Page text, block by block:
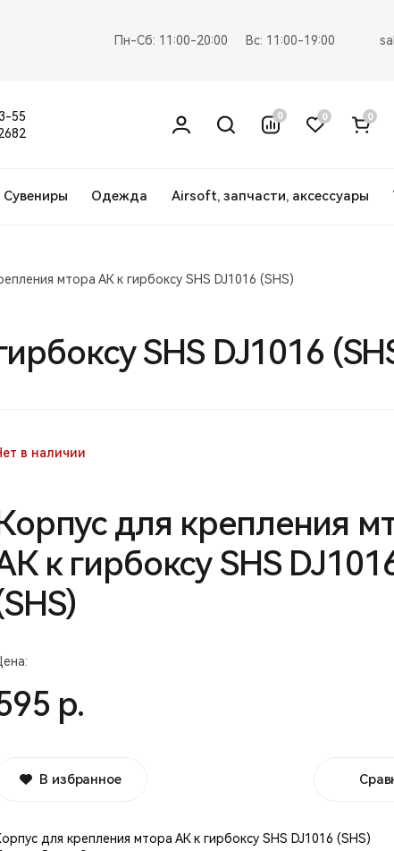
Пн-Сб: 11:00-20:00 Вс: 11:00-19:00
55
0 0 0
Сувениры Одежда Airsoft, запчасти, аксессуары
мтора АК к гирбоксу SHS DJ1016 (SHS)
SHS DJ1016
в наличии
для крепления
к гирбоксу SHS
р.
В избранное
для крепления мтора АК к гирбоксу SHS DJ1016 (SHS)